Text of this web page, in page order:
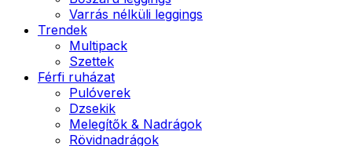
Varrás nélküli leggings
Trendek
Multipack
Szettek
Férfi ruházat
Pulóverek
Dzsekik
Melegítők & Nadrágok
Rövidnadrágok